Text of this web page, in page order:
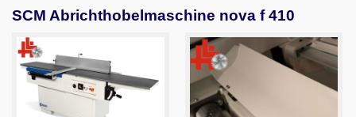
SCM Abrichthobelmaschine nova f 410